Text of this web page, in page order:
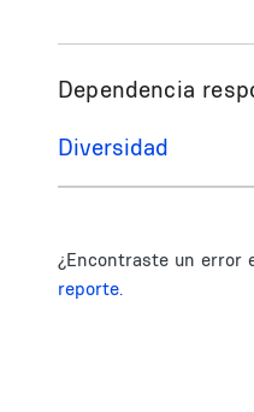
Dependencia
Diversidad
¿Encontraste un error
reporte.